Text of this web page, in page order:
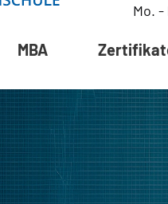
Mo.
MBA